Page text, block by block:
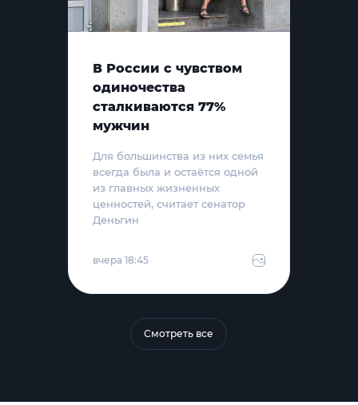
В России с чувством
одиночества
сталкиваются 77%
мужчин
Для большинства из них семья
всегда была и остаётся одной
из главных жизненных
ценностей, считает сенатор
Деньгин
вчера 18:45
Смотреть все